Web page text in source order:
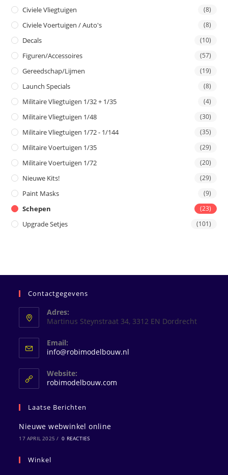
Civiele Vliegtuigen (8)
Civiele Voertuigen / Auto's (8)
Decals (10)
Figuren/Accessoires (57)
Gereedschap/Lijmen (19)
Launch Specials (8)
Militaire Vliegtuigen 1/32 + 1/35 (4)
Militaire Vliegtuigen 1/48 (30)
Militaire Vliegtuigen 1/72 - 1/144 (35)
Militaire Voertuigen 1/35 (29)
Militaire Voertuigen 1/72 (20)
Nieuwe Kits! (29)
Paint Masks (9)
Schepen (23)
Upgrade Setjes (101)
Contactgegevens
Adres:
Martinus Steynstraat 34, 3312 EN Dordrecht
Email:
info@robimodelbouw.nl
Website:
robimodelbouw.com
Laatse Berichten
Nieuwe webwinkel online
17 APRIL 2025 / 0 REACTIES
Winkel